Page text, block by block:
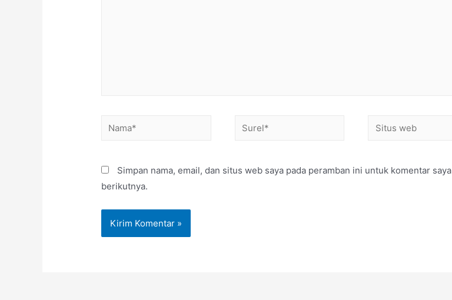
Simpan nama, email, dan situs web saya pada peramban ini untuk komentar saya
berikutnya.